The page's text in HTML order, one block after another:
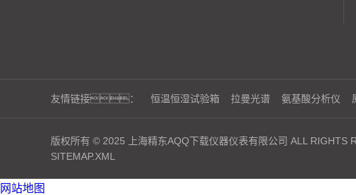
友情链接： 恒温恒湿试验箱 拉曼光谱 氨基酸分析仪
版权所有 © 2025 上海精东AQQ下载仪器仪表有限公司 ALL RIGHTS
SITEMAP.XML
网站地图